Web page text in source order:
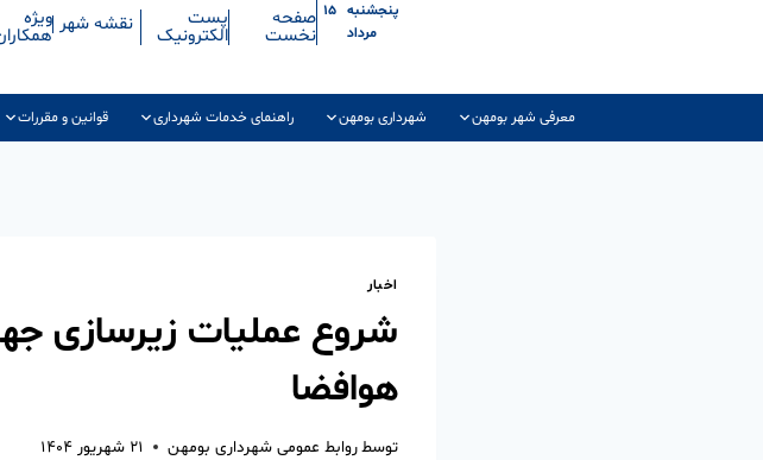
پنجشنبه ۱۵
مرداد
صفحه
نخست
پست
الکترونیک نقشه شهر ویژه
معرفی شهر بومهن شهرداری بومهن راهنمای خدمات شهرداری قوانین و مقررات
اخبار
شروع عملیات زیرسازی
هوافضا
توسطروابط عمومی شهرداری بومهن ۲۱ شهریور ۱۴۰۴